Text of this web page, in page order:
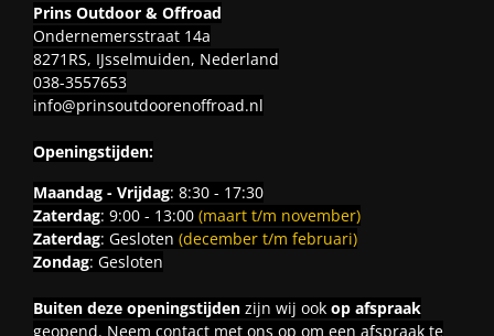
Prins Outdoor & Offroad
Ondernemersstraat 14a
8271RS, IJsselmuiden, Nederland
038-3557653
info@prinsoutdoorenoffroad.nl
Openingstijden:
Maandag - Vrijdag: 8:30 - 17:30
Zaterdag: 9:00 - 13:00 (maart t/m november)
Zaterdag: Gesloten (december t/m februari)
Zondag: Gesloten
Buiten deze openingstijdenzijn wij ook op afspraak
geopend. Neem contact met ons op om een afspraak te